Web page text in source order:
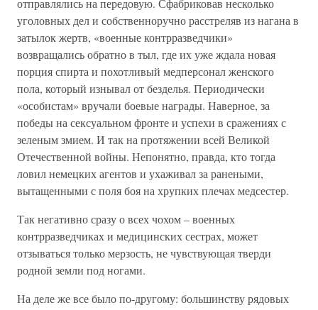
отправлялись на передовую. Сфабриковав несколько
уголовных дел и собственноручно расстреляв из нагана в
затылок жертв, «военные контрразведчики»
возвращались обратно в тыл, где их уже ждала новая
порция спирта и похотливый медперсонал женского
пола, который изнывал от безделья. Периодически
«особистам» вручали боевые награды. Наверное, за
победы на сексуальном фронте и успехи в сражениях с
зеленым змием. И так на протяжении всей Великой
Отечественной войны. Непонятно, правда, кто тогда
ловил немецких агентов и ухаживал за ранеными,
вытащенными с поля боя на хрупких плечах медсестер.
Так негативно сразу о всех чохом – военных
контрразведчиках и медицинских сестрах, может
отзываться только мерзость, не чувствующая тверди
родной земли под ногами.
На деле же все было по-другому: большинству рядовых